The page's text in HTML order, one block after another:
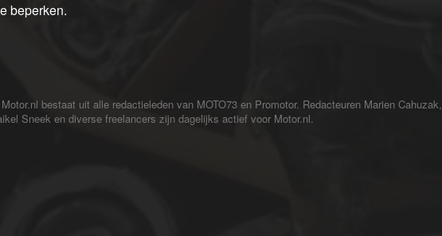
beperken.
bestaat uit alle redactieleden van MOTO73 en Promotor. Redacteuren Marien Cahuzak,
Sneek en diverse freelancers zijn dagelijks actief voor Motor.nl.